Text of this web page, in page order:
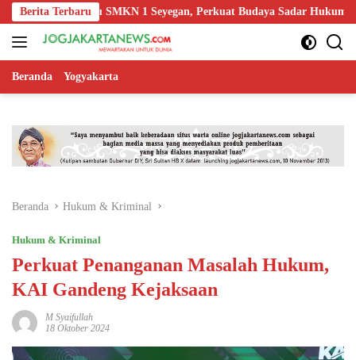
Langsung
ke
konten
Berita Terbaru
Guru SMKN 1 Seyegan, Perkuat Budaya Sadar Hukum di Sekolah
Beranda Yogyakarta
Beranda Hukum & Kriminal
Hukum & Kriminal
Perkuat Penanganan Masalah Hukum,
KAI Gandeng Kejaksaan
M Syaifullah
18 Oktober 2024